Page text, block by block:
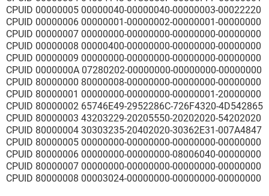
CPUID 00000005 00000040-00000040-00000003-00022220
CPUID 00000006 00000001-00000002-00000001-00000000
CPUID 00000007 00000000-00000000-00000000-00000000
CPUID 00000008 00000400-00000000-00000000-00000000
CPUID 00000009 00000000-00000000-00000000-00000000
CPUID 0000000A 07280202-00000000-00000000-00000000
CPUID 80000000 80000008-00000000-00000000-00000000
CPUID 80000001 00000000-00000000-00000001-20000000
CPUID 80000002 65746E49-2952286C-726F4320-4D542865
CPUID 80000003 43203229-20205550-20202020-54202020
CPUID 80000004 30303235-20402020-30362E31-007A4847
CPUID 80000005 00000000-00000000-00000000-00000000
CPUID 80000006 00000000-00000000-08006040-00000000
CPUID 80000007 00000000-00000000-00000000-00000000
CPUID 80000008 00003024-00000000-00000000-00000000